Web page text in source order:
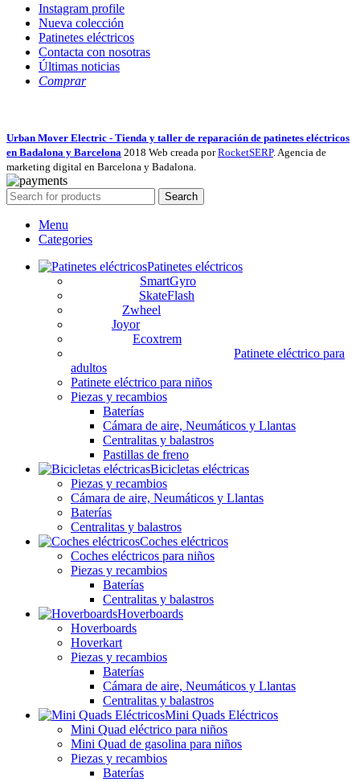
Instagram profile
Nueva colección
Patinetes eléctricos
Contacta con nosotras
Últimas noticias
Comprar
Urban Mover Electric - Tienda y taller de reparación de patinetes eléctricos
en Badalona y Barcelona 2018 Web creada porRocketSERP. Agencia de
marketing digital en Barcelona y Badalona.
Search
Menu
Categories
Patinetes eléctricos
SmartGyro
SkateFlash
Zwheel
Joyor
Ecoxtrem
Patinete eléctrico para
adultos
Patinete eléctrico para niños
Piezas y recambios
Baterías
Cámara de aire, Neumáticos y Llantas
Centralitas y balastros
Pastillas de freno
Bicicletas eléctricas
Piezas y recambios
Cámara de aire, Neumáticos y Llantas
Baterías
Centralitas y balastros
Coches eléctricos
Coches eléctricos para niños
Piezas y recambios
Baterías
Centralitas y balastros
Hoverboards
Hoverboards
Hoverkart
Piezas y recambios
Baterías
Cámara de aire, Neumáticos y Llantas
Centralitas y balastros
Mini Quads Eléctricos
Mini Quad eléctrico para niños
Mini Quad de gasolina para niños
Piezas y recambios
Baterías